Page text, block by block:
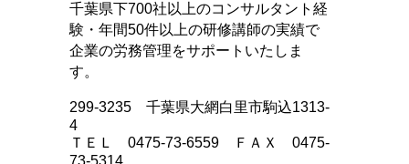
千葉県下700社以上のコンサルタント経
験・年間50件以上の研修講師の実績で
企業の労務管理をサポートいたしま
す。
299-3235 千葉県大網白里市駒込1313-
4
ＴＥＬ 0475-73-6559 ＦＡＸ 0475-
73-5314